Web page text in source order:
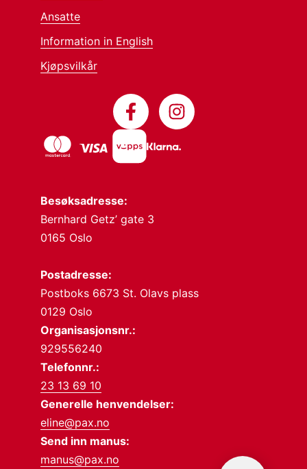
Besøksadresse:
Bernhard Getz’ gate 3
0165 Oslo
Postadresse:
Postboks 6673 St. Olavs plass
0129 Oslo
Organisasjonsnr.:
929556240
Telefonnr.:
23 13 69 10
Generelle henvendelser:
eline@pax.no
Send inn manus:
manus@pax.no
Ansatte
Information in English
Kjøpsvilkår